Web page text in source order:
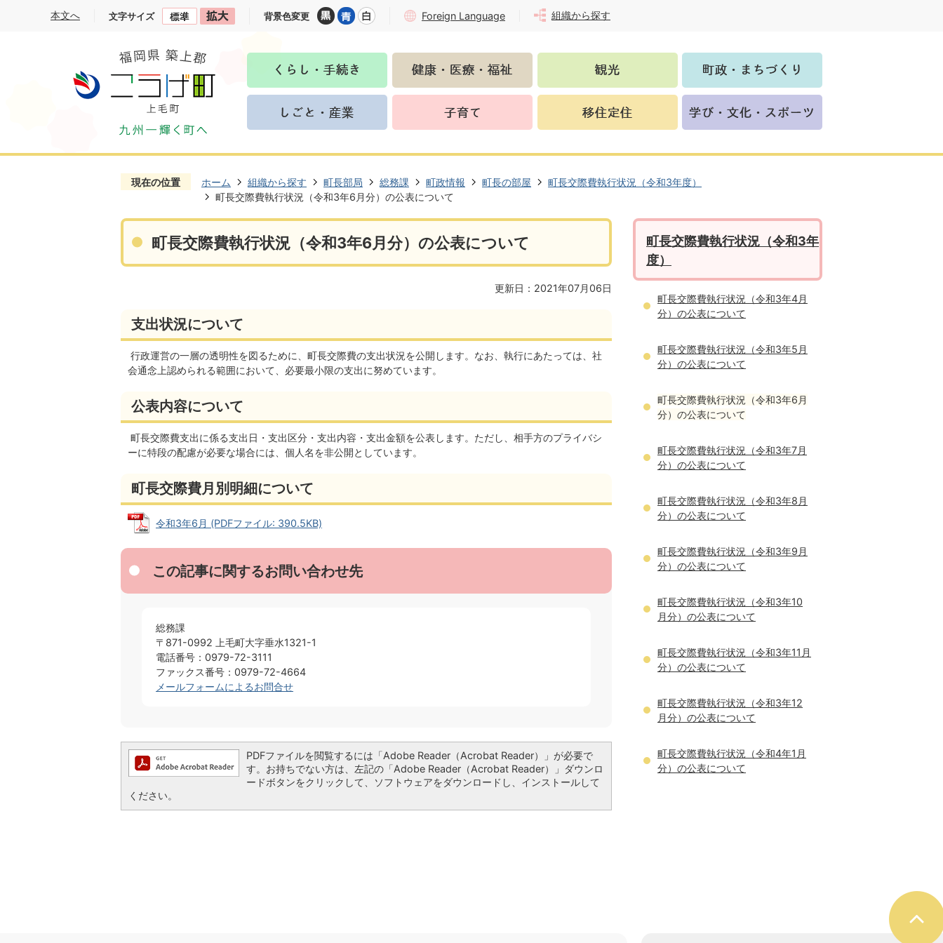
本文へ 文字サイズ 背景色変更 Foreign Language 組織から探す
現在の位置 ホーム 組織から探す 町長部局 総務課 町政情報 町長の部屋
町長交際費執行状況（令和3年度）
町長交際費執行状況（令和3年6月分）の公表について
町長交際費執行状況（令和3年6月分）の公表について
更新日：2021年07月06日
支出状況について
行政運営の一層の透明性を図るために、町長交際費の支出状況を公開します。なお、執行にあたっては、社
会通念上認められる範囲において、必要最小限の支出に努めています。
公表内容について
町長交際費支出に係る支出日・支出区分・支出内容・支出金額を公表します。ただし、相手方のプライバシ
ーに特段の配慮が必要な場合には、個人名を非公開としています。
町長交際費月別明細について
令和3年6月 (PDFファイル: 390.5KB)
この記事に関するお問い合わせ先
総務課
〒871-0992 上毛町大字垂水1321-1
電話番号：0979-72-3111
ファックス番号：0979-72-4664
メールフォームによるお問合せ
PDFファイルを閲覧するには「Adobe Reader（Acrobat Reader）」が必要で
す。お持ちでない方は、左記の「Adobe Reader（Acrobat Reader）」ダウンロ
ードボタンをクリックして、ソフトウェアをダウンロードし、インストールして
ください。
町長交際費執行状況（令和3年
度）
町長交際費執行状況（令和3年4月
分）の公表について
町長交際費執行状況（令和3年5月
分）の公表について
町長交際費執行状況（令和3年6月
分）の公表について
町長交際費執行状況（令和3年7月
分）の公表について
町長交際費執行状況（令和3年8月
分）の公表について
町長交際費執行状況（令和3年9月
分）の公表について
町長交際費執行状況（令和3年10
月分）の公表について
町長交際費執行状況（令和3年11月
分）の公表について
町長交際費執行状況（令和3年12
月分）の公表について
町長交際費執行状況（令和4年1月
分）の公表について